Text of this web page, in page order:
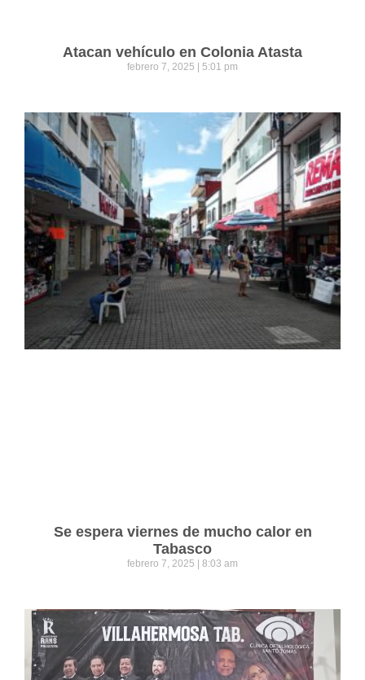
Atacan vehículo en Colonia Atasta
febrero 7, 2025 5:01 pm
Se espera viernes de mucho calor en
Tabasco
febrero 7, 2025 8:03 am